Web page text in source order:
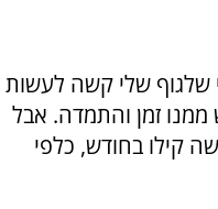
שלגוף שלי קשה לעשות
ממנו זמן והתמדה. אבל
קילו בחודש, כלפי